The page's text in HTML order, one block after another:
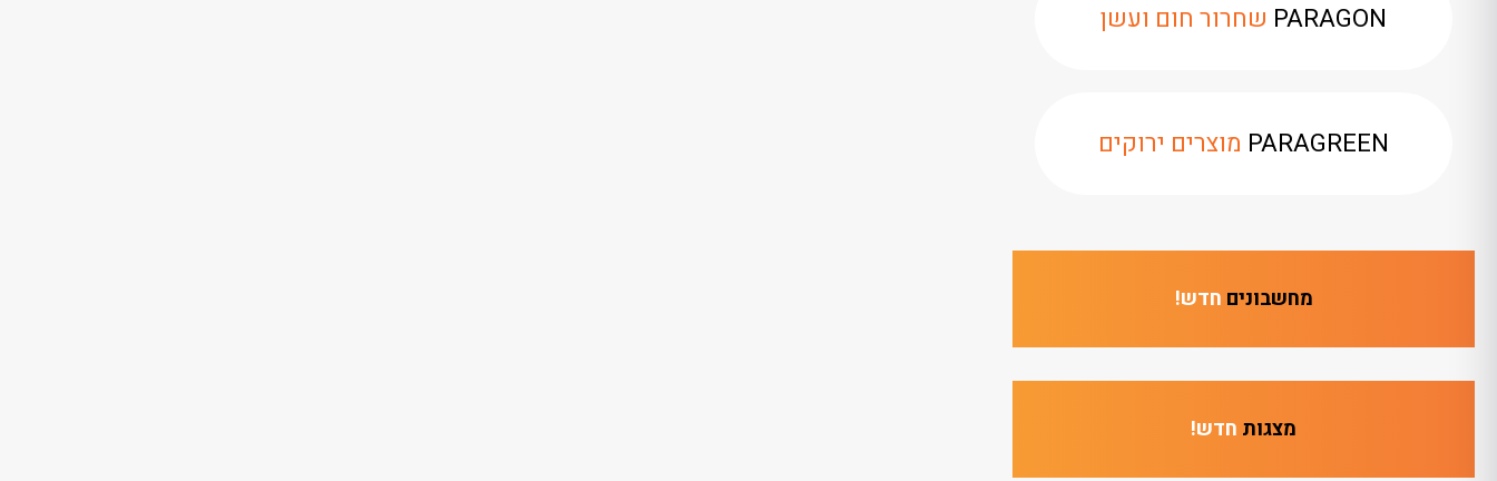
PARAGON שחרור חום ועשן
PARAGREEN מוצרים ירוקים
מחשבונים חדש!
מצגות חדש!